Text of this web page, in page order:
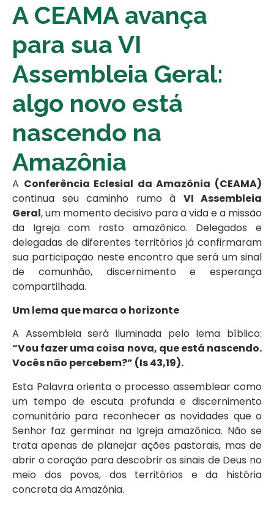
A CEAMA avança
para sua VI
Assembleia Geral:
algo novo está
nascendo na
Amazônia
A Conferência Eclesial da Amazônia (CEAMA)
continua seu caminho rumo à VI Assembleia
Geral, um momento decisivo para a vida e a missão
da Igreja com rosto amazônico. Delegados e
delegadas de diferentes territórios já confirmaram
sua participação neste encontro que será um sinal
de comunhão, discernimento e esperança
compartilhada.
Um lema que marca o horizonte
A Assembleia será iluminada pelo lema bíblico:
“Vou fazer uma coisa nova, que está nascendo.
Vocês não percebem?” (Is 43,19).
Esta Palavra orienta o processo assemblear como
um tempo de escuta profunda e discernimento
comunitário para reconhecer as novidades que o
Senhor faz germinar na Igreja amazônica. Não se
trata apenas de planejar ações pastorais, mas de
abrir o coração para descobrir os sinais de Deus no
meio dos povos, dos territórios e da história
concreta da Amazônia.